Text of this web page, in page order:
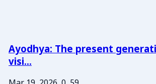
Ayodhya: The present
visi...